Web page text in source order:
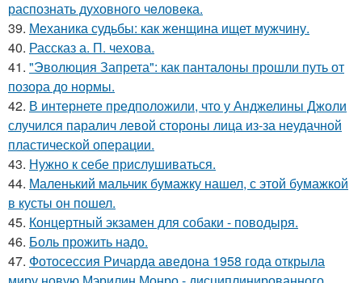
распознать духовного чeловeка.
39. Механика судьбы: как женщина ищет мужчину.
40. Рассказ а. П. чехова.
41. "Эволюция Запрета": как панталоны прошли путь от
позора до нормы.
42. В интернете предположили, что у Анджелины Джоли
случился паралич левой стороны лица из-за неудачной
пластической операции.
43. Нужно к себе прислушиваться.
44. Маленький мальчик бумажку нашел, с этой бумажкой
в кусты он пошел.
45. Концертный экзамен для собаки - поводыря.
46. Боль прожить надо.
47. Фотосессия Ричарда аведона 1958 года открыла